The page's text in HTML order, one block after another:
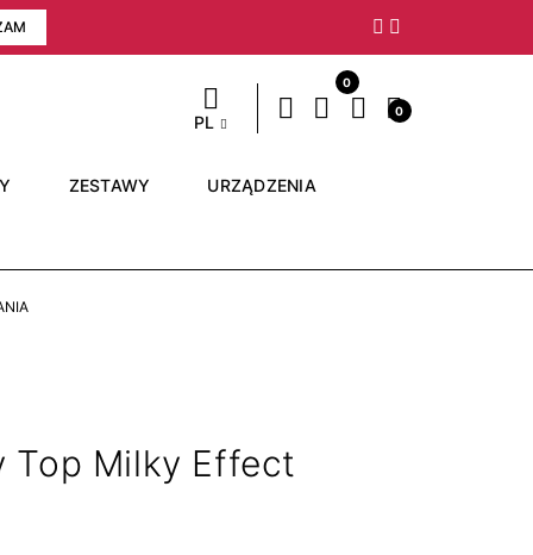
Następny
PL
0
0
ZESTAWY URZĄDZENIA
Top Milky Effect